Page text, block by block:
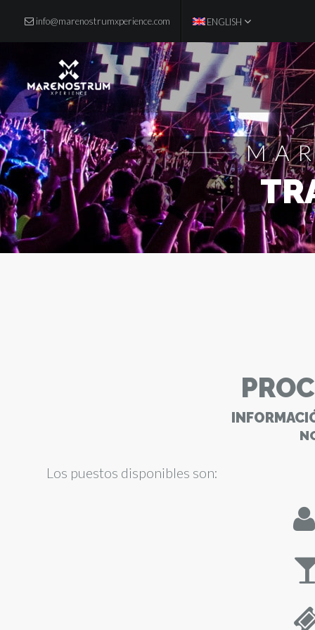
info@marenostrumxperience.com ENGLISH
Artistas
INFO DE CADA ARTISTA
Line Up
CARTEL COMPLETO
Multimedia
AFTERMOVIE Y ENTREVISTAS
Los puestos disponibles son: